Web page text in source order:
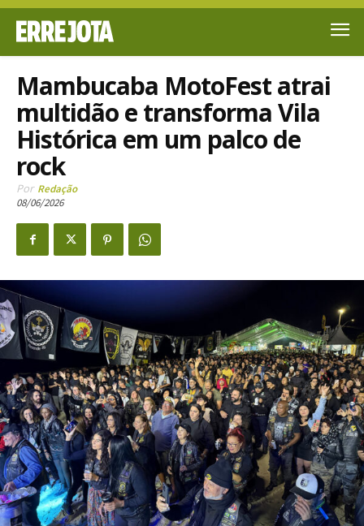
Mambucaba MotoFest atrai
multidão e transforma Vila
Histórica em um palco de
rock
Por Redação
08/06/2026